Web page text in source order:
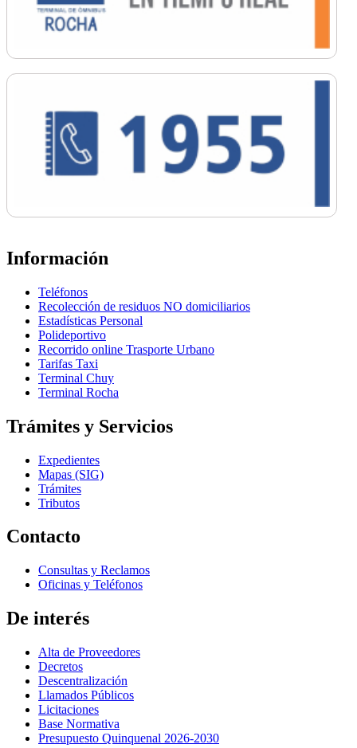
Información
Teléfonos
Recolección de residuos NO domiciliarios
Estadísticas Personal
Polideportivo
Recorrido online Trasporte Urbano
Tarifas Taxi
Terminal Chuy
Terminal Rocha
Trámites y Servicios
Expedientes
Mapas (SIG)
Trámites
Tributos
Contacto
Consultas y Reclamos
Oficinas y Teléfonos
De interés
Alta de Proveedores
Decretos
Descentralización
Llamados Públicos
Licitaciones
Base Normativa
Presupuesto Quinquenal 2026-2030